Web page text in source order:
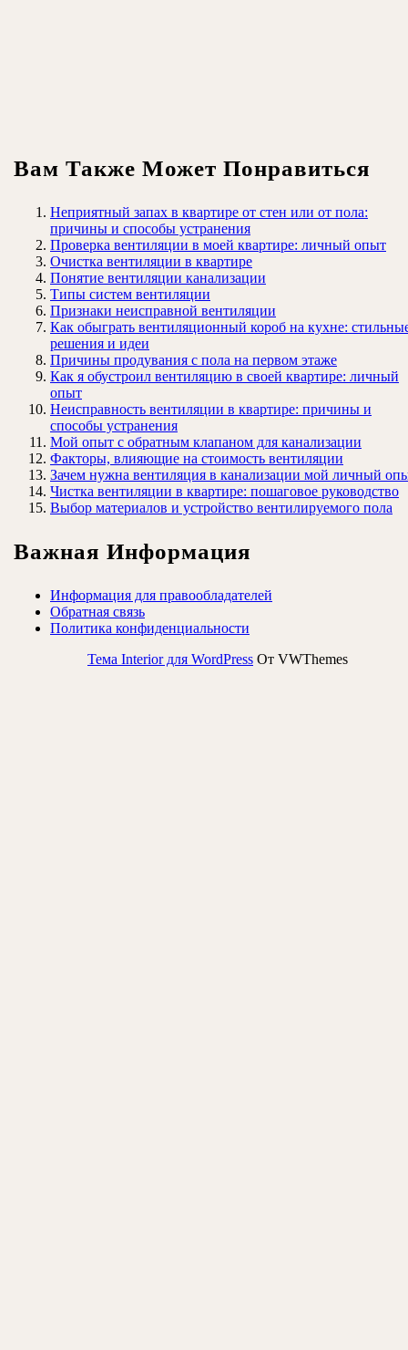
Вам Также Может Понравиться
Неприятный запах в квартире от стен или от пола:
причины и способы устранения
Проверка вентиляции в моей квартире: личный опыт
Очистка вентиляции в квартире
Понятие вентиляции канализации
Типы систем вентиляции
Признаки неисправной вентиляции
Как обыграть вентиляционный короб на кухне:
решения и идеи
Причины продувания с пола на первом этаже
Как я обустроил вентиляцию в своей квартире: личный
опыт
Неисправность вентиляции в квартире: причины и
способы устранения
Мой опыт с обратным клапаном для канализации
Факторы, влияющие на стоимость вентиляции
Зачем нужна вентиляция в канализации мой личный
Чистка вентиляции в квартире: пошаговое руководство
Выбор материалов и устройство вентилируемого пола
Важная Информация
Информация для правообладателей
Обратная связь
Политика конфиденциальности
Тема Interior для WordPress От VWThemes